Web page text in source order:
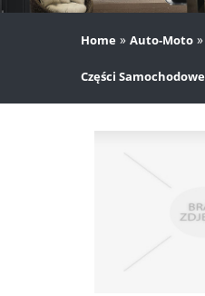
Home » Auto-Moto »
Części Samochodowe